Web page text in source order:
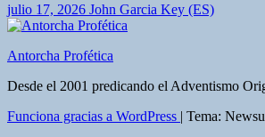
julio 17, 2026 John Garcia Key (ES)
Antorcha Profética
Desde el 2001 predicando el Adventismo
Funciona gracias a WordPress | Tema: